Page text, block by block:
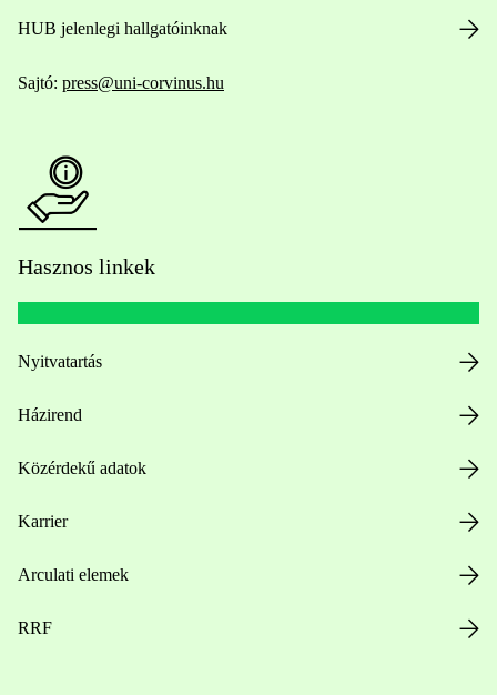
HUB jelenlegi hallgatóinknak
Sajtó: press@uni-corvinus.hu
Hasznos linkek
Nyitvatartás
Házirend
Közérdekű adatok
Karrier
Arculati elemek
RRF